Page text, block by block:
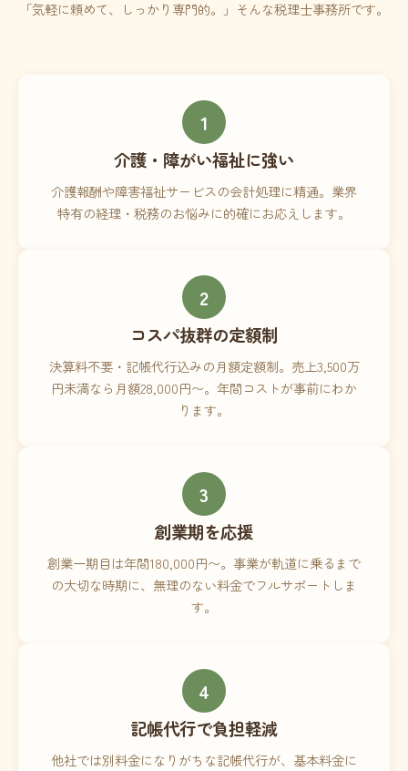
「気軽に頼めて、しっかり専門的。」そんな税理士事務所です。
1
介護・障がい福祉に強い
介護報酬や障害福祉サービスの会計処理に精通。業界
特有の経理・税務のお悩みに的確にお応えします。
2
コスパ抜群の定額制
決算料不要・記帳代行込みの月額定額制。売上3,500万
円未満なら月額28,000円〜。年間コストが事前にわか
ります。
3
創業期を応援
創業一期目は年間180,000円〜。事業が軌道に乗るまで
の大切な時期に、無理のない料金でフルサポートしま
す。
4
記帳代行で負担軽減
他社では別料金になりがちな記帳代行が、基本料金に